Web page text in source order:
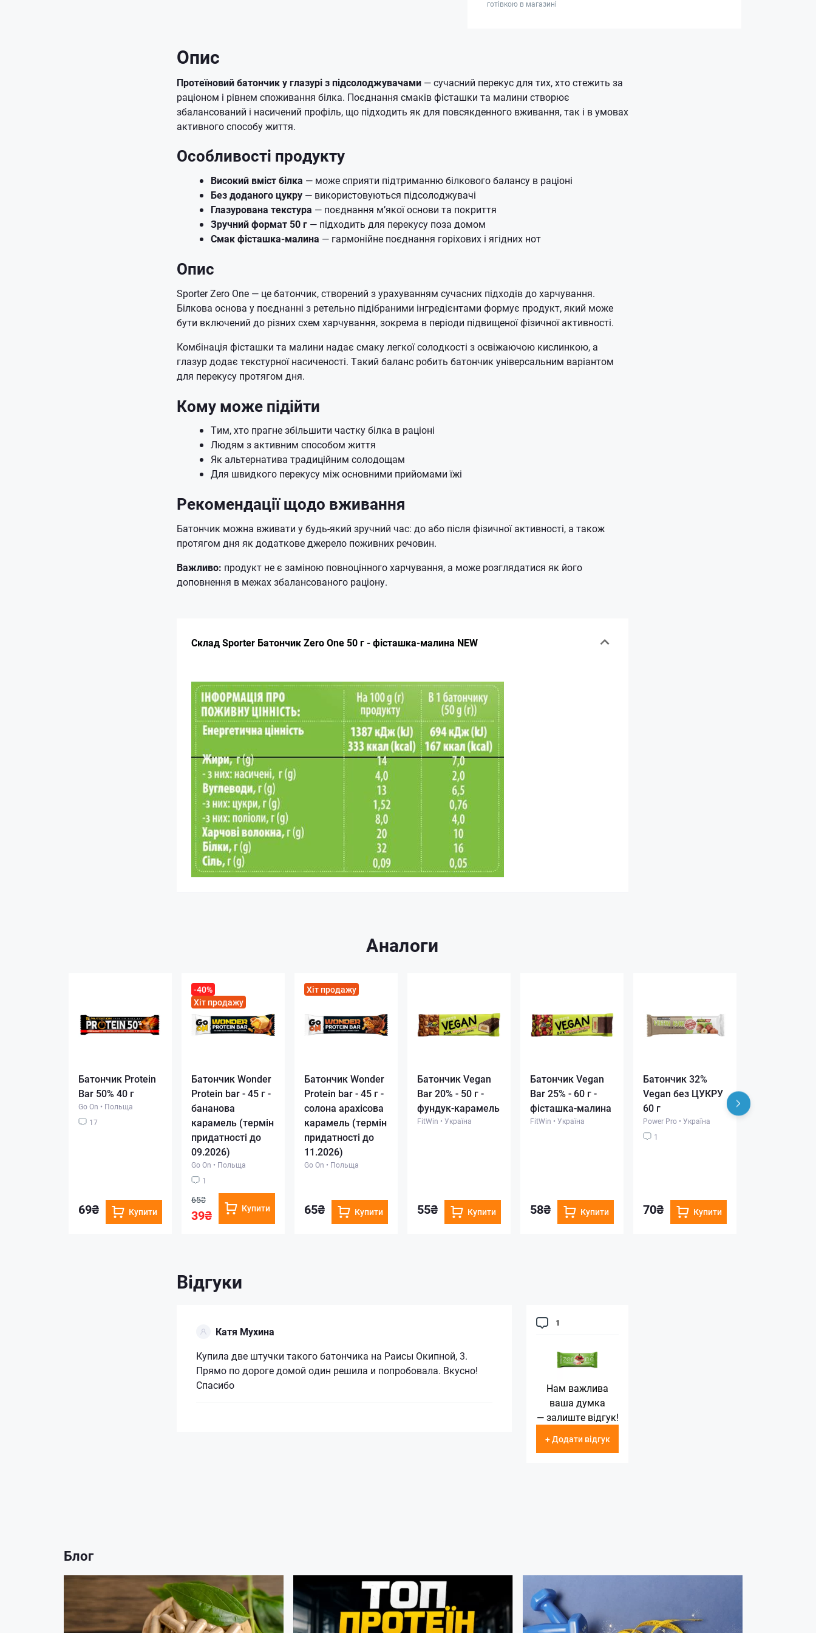
готівкою в магазині
Опис
Протеїновий батончик у глазурі з підсолоджувачами — сучасний перекус для тих, хто стежить за
раціоном і рівнем споживання білка. Поєднання смаків фісташки та малини створює
збалансований і насичений профіль, що підходить як для повсякденного вживання, так і в умовах
активного способу життя.
Особливості продукту
Високий вміст білка — може сприяти підтриманню білкового балансу в раціоні
Без доданого цукру — використовуються підсолоджувачі
Глазурована текстура — поєднання м’якої основи та покриття
Зручний формат 50 г — підходить для перекусу поза домом
Смак фісташка-малина — гармонійне поєднання горіхових і ягідних нот
Опис
Sporter Zero One — це батончик, створений з урахуванням сучасних підходів до харчування.
Білкова основа у поєднанні з ретельно підібраними інгредієнтами формує продукт, який може
бути включений до різних схем харчування, зокрема в періоди підвищеної фізичної активності.
Комбінація фісташки та малини надає смаку легкої солодкості з освіжаючою кислинкою, а
глазур додає текстурної насиченості. Такий баланс робить батончик універсальним варіантом
для перекусу протягом дня.
Кому може підійти
Тим, хто прагне збільшити частку білка в раціоні
Людям з активним способом життя
Як альтернатива традиційним солодощам
Для швидкого перекусу між основними прийомами їжі
Рекомендації щодо вживання
Батончик можна вживати у будь-який зручний час: до або після фізичної активності, а також
протягом дня як додаткове джерело поживних речовин.
Важливо: продукт не є заміною повноцінного харчування, а може розглядатися як його
доповнення в межах збалансованого раціону.
Склад Sporter Батончик Zero One 50 г - фісташка-малина NEW
Аналоги
Батончик Protein
Bar 50% 40 г
Go On • Польща
17
69₴ Купити
-40%
Хіт продажу
Батончик Wonder
Protein bar - 45 г -
бананова
карамель (термін
придатності до
09.2026)
Go On • Польща
1
65₴
39₴ Купити
Хіт продажу
Батончик Wonder
Protein bar - 45 г -
солона арахісова
карамель (термін
придатності до
11.2026)
Go On • Польща
65₴ Купити
Батончик Vegan
Bar 20% - 50 г -
фундук-карамель
FitWin • Україна
55₴ Купити
Батончик Vegan
Bar 25% - 60 г -
фісташка-малина
FitWin • Україна
58₴ Купити
Батончик 32%
Vegan без ЦУКРУ
60 г
Power Pro • Україна
1
70₴ Купити
Відгуки
1
Нам важлива
ваша думка
— залиште відгук!
+ Додати відгук
Катя Мухина
Купила две штучки такого батончика на Раисы Окипной, 3.
Прямо по дороге домой один решила и попробовала. Вкусно!
Спасибо
Блог